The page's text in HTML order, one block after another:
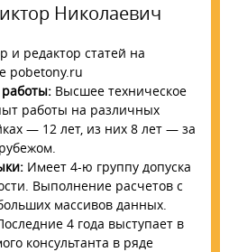
Николаевич
и редактор статей на
pobetony.ru
Высшее техническое
работы на различных
— 12 лет, из них 8 лет — за
рубежом.
Имеет 4-ю группу допуска
Выполнение расчетов с
массивов данных.
4 года выступает в
консультанта в ряде